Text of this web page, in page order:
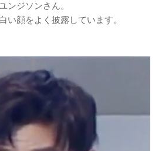
ンジソンさん。
い顔をよく披露しています。